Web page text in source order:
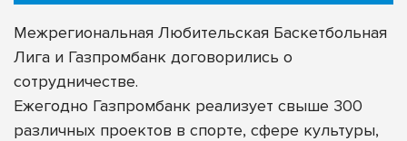
Межрегиональная Любительская Баскетбольная
Лига и Газпромбанк договорились о
сотрудничестве.
Ежегодно Газпромбанк реализует свыше 300
различных проектов в спорте, сфере культуры,